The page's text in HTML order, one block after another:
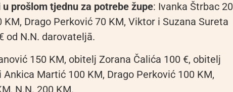
u prošlom tjednu za potrebe župe: Ivanka Štrbac 20
KM, Drago Perković 70 KM, Viktor i Suzana Sureta
od N.N. darovateljā.
150 KM, obitelj Zorana Čalića 100 €, obitelj
Martić 100 KM, Drago Perković 100 KM,
N.N. 200 KM.